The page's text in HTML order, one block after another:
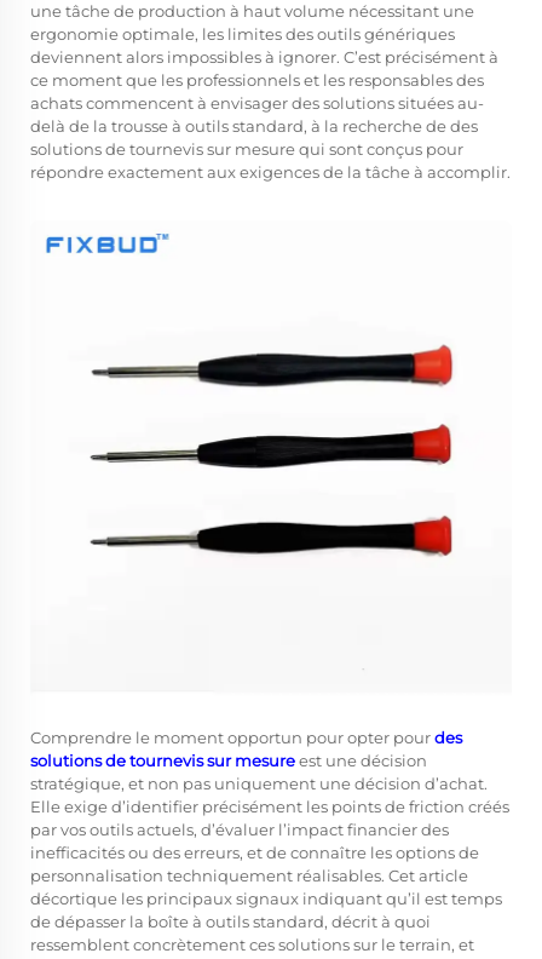
une tâche de production à haut volume nécessitant une
ergonomie optimale, les limites des outils génériques
deviennent alors impossibles à ignorer. C’est précisément à
ce moment que les professionnels et les responsables des
achats commencent à envisager des solutions situées au-
delà de la trousse à outils standard, à la recherche dedes
solutions de tournevis sur mesurequi sont conçus pour
répondre exactement aux exigences de la tâche à accomplir.
Comprendre le moment opportun pour opter pourdes
solutions de tournevis sur mesureest une décision
stratégique, et non pas uniquement une décision d’achat.
Elle exige d’identifier précisément les points de friction créés
par vos outils actuels, d’évaluer l’impact financier des
inefficacités ou des erreurs, et de connaître les options de
personnalisation techniquement réalisables. Cet article
décortique les principaux signaux indiquant qu’il est temps
de dépasser la boîte à outils standard, décrit à quoi
ressemblent concrètement ces solutions sur le terrain, et